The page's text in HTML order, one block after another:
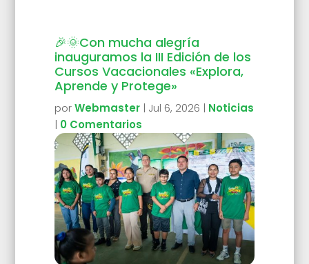
🎉🌞Con mucha alegría
inauguramos la III Edición de los
Cursos Vacacionales «Explora,
Aprende y Protege»
porWebmaster| Jul 6, 2026 | Noticias
| 0 Comentarios